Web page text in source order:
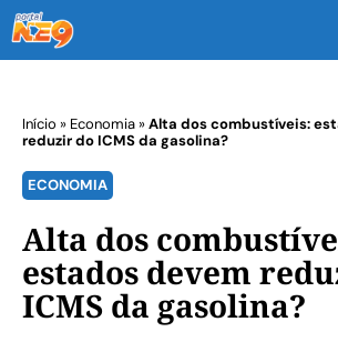
Início » Economia»Alta dos combustíveis:
reduzir do ICMS da gasolina?
ECONOMIA
Alta dos
estados devem
ICMS da gasolina?